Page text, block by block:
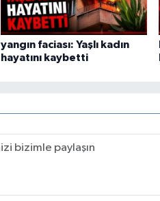
yangın faciası: Yaşlı kadın
hayatını kaybetti